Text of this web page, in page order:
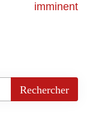
imminent